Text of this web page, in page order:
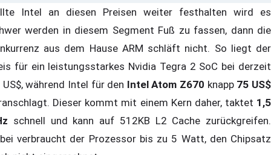
Intel an diesen Preisen weiter festhalten wird es
werden in diesem Segment Fuß zu fassen, dann die
aus dem Hause ARM schläft nicht. So liegt der
für ein leistungsstarkes Nvidia Tegra 2 SoC bei derzeit
während Intel für den Intel Atom Z670 knapp 75 US$
Dieser kommt mit einem Kern daher, taktet 1,5
schnell und kann auf 512KB L2 Cache zurückgreifen.
verbraucht der Prozessor bis zu 5 Watt, den Chipsatz